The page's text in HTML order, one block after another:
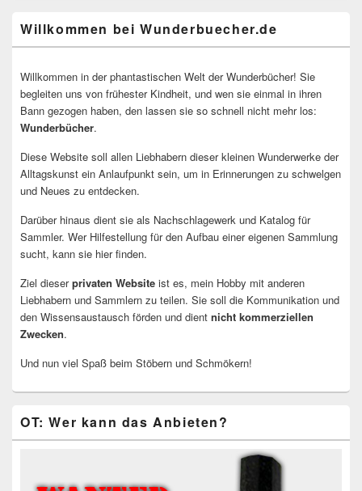
Willkommen bei Wunderbuecher.de
Willkommen in der phantastischen Welt der Wunderbücher! Sie
begleiten uns von frühester Kindheit, und wen sie einmal in ihren
Bann gezogen haben, den lassen sie so schnell nicht mehr los:
Wunderbücher.
Diese Website soll allen Liebhabern dieser kleinen Wunderwerke der
Alltagskunst ein Anlaufpunkt sein, um in Erinnerungen zu schwelgen
und Neues zu entdecken.
Darüber hinaus dient sie als Nachschlagewerk und Katalog für
Sammler. Wer Hilfestellung für den Aufbau einer eigenen Sammlung
sucht, kann sie hier finden.
Ziel dieserprivaten Website ist es, mein Hobby mit anderen
Liebhabern und Sammlern zu teilen. Sie soll die Kommunikation und
den Wissensaustausch förden und dient nicht kommerziellen
Zwecken.
Und nun viel Spaß beim Stöbern und Schmökern!
OT: Wer kann das Anbieten?